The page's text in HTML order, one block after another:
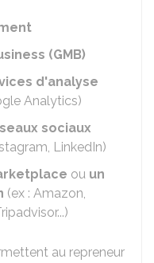
(GMB)
d'analyse
Analytics)
sociaux
LinkedIn)
ou un
(ex : Amazon,
au repreneur